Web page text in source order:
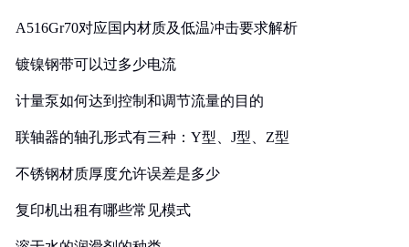
A516Gr70对应国内材质及低温冲击要求解析
镀镍钢带可以过多少电流
计量泵如何达到控制和调节流量的目的
联轴器的轴孔形式有三种：Y型、J型、Z型
不锈钢材质厚度允许误差是多少
复印机出租有哪些常见模式